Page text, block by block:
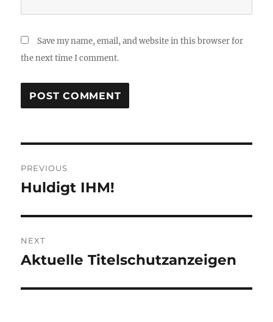
Save my name, email, and website in this browser for
the next time I comment.
navigation
PREVIOUS
Previous
Huldigt IHM!
NEXT
Next
Aktuelle Titelschutzanzeigen